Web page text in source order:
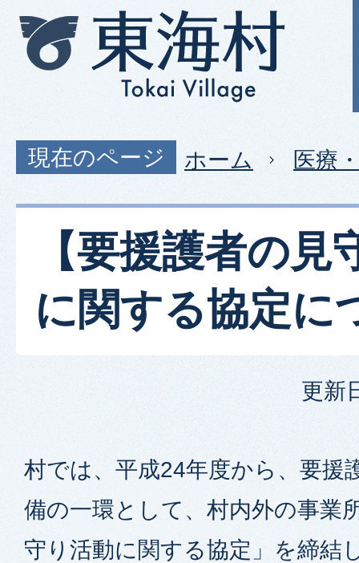
現在のページ ホーム 医療
【要援護者の見
に関する協定に
更新
村では、平成24年度から、要援
備の一環として、村内外の事業
守り活動に関する協定」を締結